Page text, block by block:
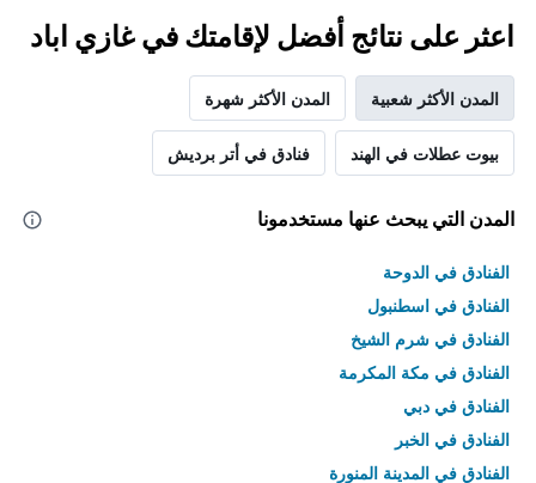
اعثر على نتائج أفضل لإقامتك في غازي اباد
المدن الأكثر شعبية المدن الأكثر شهرة
بيوت عطلات في الهند فنادق في أتر برديش
المدن التي يبحث عنها مستخدمونا
الفنادق في الدوحة
الفنادق في اسطنبول
الفنادق في شرم الشيخ
الفنادق في مكة المكرمة
الفنادق في دبي
الفنادق في الخبر
الفنادق في المدينة المنورة